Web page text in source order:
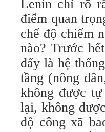
Lenin chỉ rõ
điểm quan
chế độ chiếm
nào? Trước
đấy là hệ
tầng (nông
không được
lại, không
độ công xã